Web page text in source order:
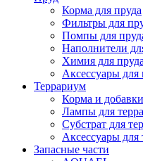
Корма для пруда
Фильтры для
Помпы для
Наполнители
Химия для
Аксессуары для
Террариум
Корма и
Лампы для
Субстрат для
Аксессуары для
Запасные части